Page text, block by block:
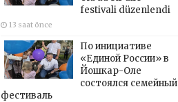
festivali düzenlendi
13 saat önce
По инициативе
«Единой России» в
Йошкар-Оле
состоялся семейный
фестиваль